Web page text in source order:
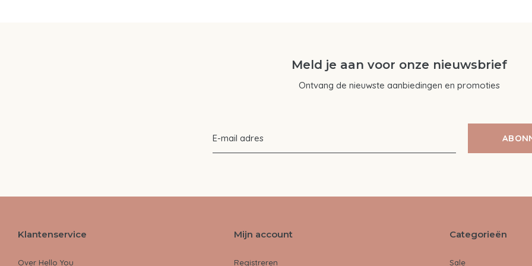
Meld je aan voor onze nieuwsbrief
Ontvang de nieuwste aanbiedingen en promoties
Klantenservice
Over Hello You
Mijn account
Registreren
Categorieën
Sale